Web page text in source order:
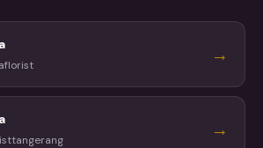
→
→